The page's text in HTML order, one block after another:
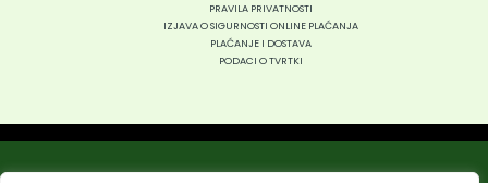
PRAVILA PRIVATNOSTI
IZJAVA O SIGURNOSTI ONLINE PLAĆANJA
PLAĆANJE I DOSTAVA
PODACI O TVRTKI